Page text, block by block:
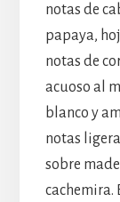
notas de
papaya,
notas de
acuoso al
blanco y
notas
sobre
cachemira.